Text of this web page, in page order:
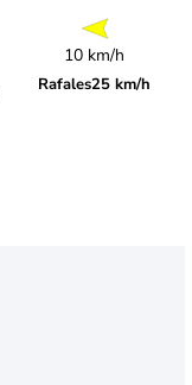
10 km/h
Rafales25 km/h